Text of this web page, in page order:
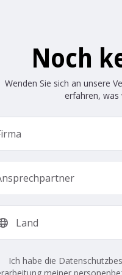
Noch
Wenden Sie sich an unsere
erfahren, was
Ich habe die